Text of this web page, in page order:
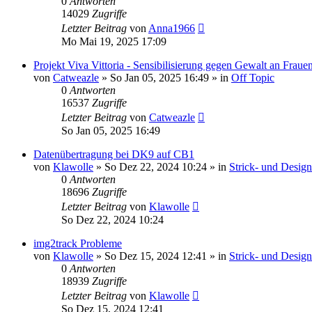
14029 Zugriffe
Letzter Beitrag von Anna1966
Mo Mai 19, 2025 17:09
Projekt Viva Vittoria - Sensibilisierung gegen Gewalt an Frauen
von Catweazle » So Jan 05, 2025 16:49 » in Off Topic
0 Antworten
16537 Zugriffe
Letzter Beitrag von Catweazle
So Jan 05, 2025 16:49
Datenübertragung bei DK9 auf CB1
von Klawolle » So Dez 22, 2024 10:24 » in Strick- und
0 Antworten
18696 Zugriffe
Letzter Beitrag von Klawolle
So Dez 22, 2024 10:24
img2track Probleme
von Klawolle » So Dez 15, 2024 12:41 » in Strick- und
0 Antworten
18939 Zugriffe
Letzter Beitrag von Klawolle
So Dez 15, 2024 12:41